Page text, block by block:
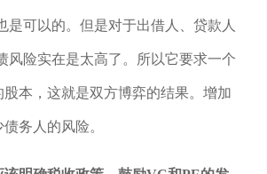
是可以的。但是对于出借人、贷款人
风险实在是太高了。所以它要求一个
本，这就是双方博弈的结果。增加
务人的风险。